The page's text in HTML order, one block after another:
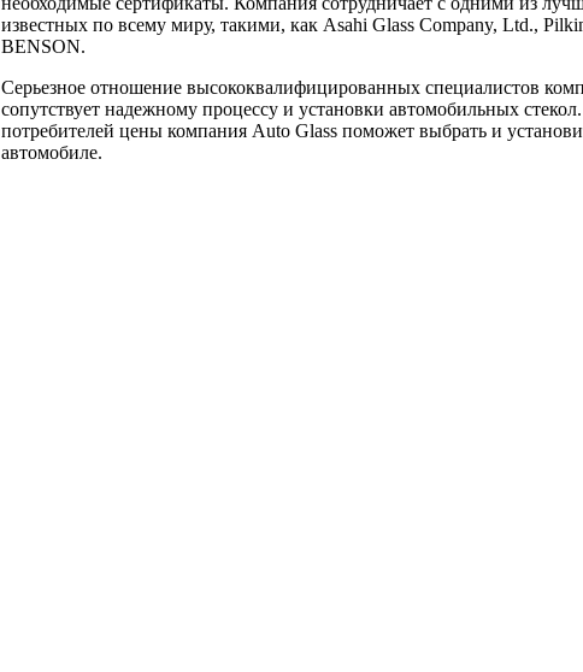
известных по всему миру, такими, как Asahi Glass Company, Ltd.,
BENSON.
Серьезное отношение высококвалифицированных специалистов
сопутствует надежному процессу и установки автомобильных
потребителей цены компания Auto Glass поможет выбрать и
автомобиле.